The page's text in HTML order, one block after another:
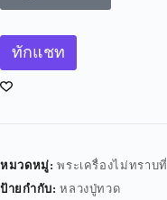
ทักแชท
หมวดหมู่:พระเครื่องไม่ทราบที่
ป้ายกำกับ:หลวงปู่ทวด